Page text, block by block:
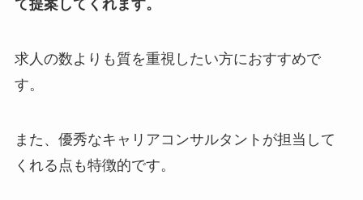
て提案してくれます。
求人の数よりも質を重視したい方におすすめで
す。
また、優秀なキャリアコンサルタントが担当して
くれる点も特徴的です。